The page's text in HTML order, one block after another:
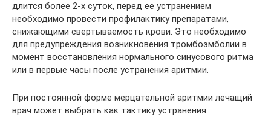
длится более 2-х суток, перед ее устранением
необходимо провести профилактику препаратами,
снижающими свертываемость крови. Это необходимо
для предупреждения возникновения тромбоэмболии в
момент восстановления нормального синусового ритма
или в первые часы после устранения аритмии.
При постоянной форме мерцательной аритмии лечащий
врач может выбрать как тактику устранения